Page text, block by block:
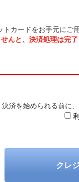
トカードをお手元にご
んと、決済処理は完
決済を始められる前に
クレ